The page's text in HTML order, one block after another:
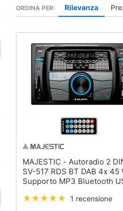
Batteria auto
Vedi tutti
ORDINA PER Rilevanza
MAJESTIC - Autoradio 2 DIN
SV-517 RDS BT DAB 4x 45
Supporto MP3 Bluetooth
1 recensione